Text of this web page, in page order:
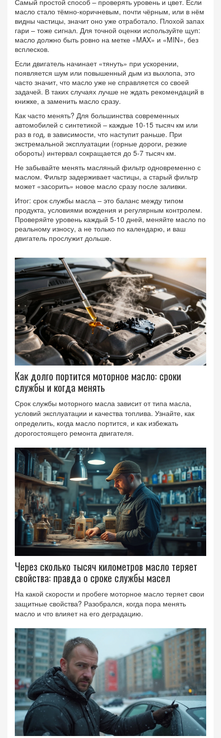
Самый простой способ – проверять уровень и цвет. Если
масло стало тёмно‑коричневым, почти чёрным, или в нём
видны частицы, значит оно уже отработало. Плохой запах
гари – тоже сигнал. Для точной оценки используйте щуп:
масло должно быть ровно на метке «MAX» и «MIN», без
всплесков.
Если двигатель начинает «тянуть» при ускорении,
появляется шум или повышенный дым из выхлопа, это
часто значит, что масло уже не справляется со своей
задачей. В таких случаях лучше не ждать рекомендаций в
книжке, а заменить масло сразу.
Как часто менять? Для большинства современных
автомобилей с синтетикой – каждые 10‑15 тысяч км или
раз в год, в зависимости, что наступит раньше. При
экстремальной эксплуатации (горные дороги, резкие
обороты) интервал сокращается до 5‑7 тысяч км.
Не забывайте менять масляный фильтр одновременно с
маслом. Фильтр задерживает частицы, а старый фильтр
может «засорить» новое масло сразу после заливки.
Итог: срок службы масла – это баланс между типом
продукта, условиями вождения и регулярным контролем.
Проверяйте уровень каждый 5‑10 дней, меняйте масло по
реальному износу, а не только по календарю, и ваш
двигатель прослужит дольше.
Как долго портится моторное масло: сроки
службы и когда менять
Срок службы моторного масла зависит от типа масла,
условий эксплуатации и качества топлива. Узнайте, как
определить, когда масло портится, и как избежать
дорогостоящего ремонта двигателя.
Через сколько тысяч километров масло теряет
свойства: правда о сроке службы масел
На какой скорости и пробеге моторное масло теряет свои
защитные свойства? Разобрался, когда пора менять
масло и что влияет на его деградацию.